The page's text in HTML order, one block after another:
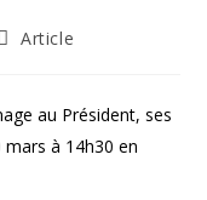
Article
au Président, ses
à 14h30 en